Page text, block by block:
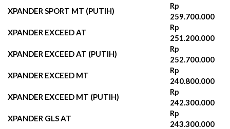
XPANDER SPORT MT (PUTIH)
Rp
259.700.000‬
XPANDER EXCEED AT
Rp
251.200.000‬
XPANDER EXCEED AT (PUTIH)
Rp
252.700.000‬
XPANDER EXCEED MT
Rp
240.800.000‬
XPANDER EXCEED MT (PUTIH)
Rp
242.300.000‬
XPANDER GLS AT
Rp
243.300.000